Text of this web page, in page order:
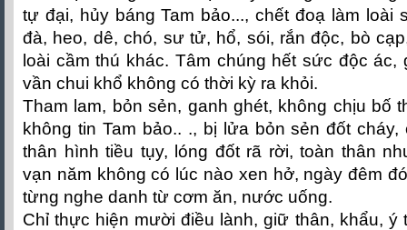
tự đại, hủy báng Tam bảo..., chết đoạ làm loài
đà, heo, dê, chó, sư tử, hổ, sói, rắn độc, bò
loài cầm thú khác. Tâm chúng hết sức độc ác,
vần chui khổ không có thời kỳ ra khỏi.
Tham lam, bỏn sẻn, ganh ghét, không chịu bố
không tin Tam bảo.. ., bị lửa bỏn sẻn đốt
thân hình tiều tụy, lóng đốt rã rời, toàn thân
vạn năm không có lúc nào xen hở, ngày đêm
từng nghe danh từ cơm ăn, nước uống.
Chỉ thực hiện mười điều lành, giữ thân, khẩu, ý